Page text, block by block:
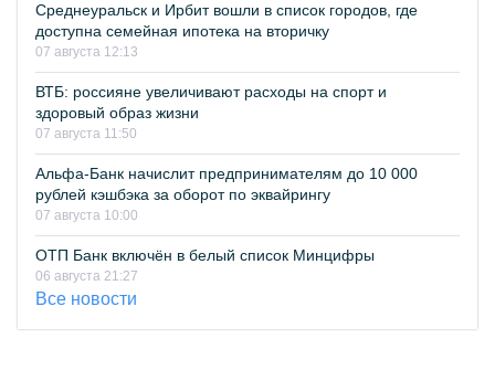
Среднеуральск и Ирбит вошли в список городов, где
доступна семейная ипотека на вторичку
07 августа 12:13
ВТБ: россияне увеличивают расходы на спорт и
здоровый образ жизни
07 августа 11:50
Альфа-Банк начислит предпринимателям до 10 000
рублей кэшбэка за оборот по эквайрингу
07 августа 10:00
ОТП Банк включён в белый список Минцифры
06 августа 21:27
Все новости